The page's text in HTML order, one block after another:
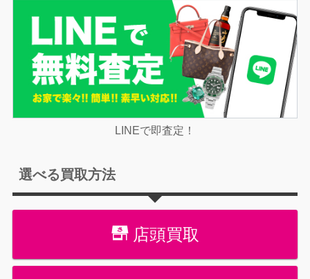
LINEで即査定！
選べる買取方法
店頭買取